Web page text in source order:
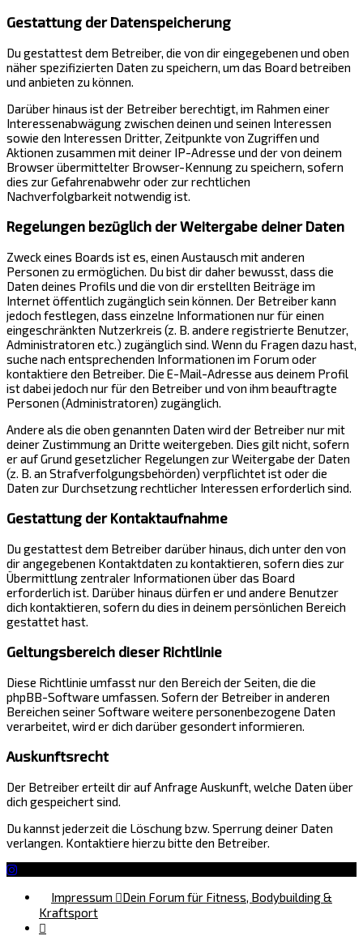
Gestattung der Datenspeicherung
Du gestattest dem Betreiber, die von dir eingegebenen und oben
näher spezifizierten Daten zu speichern, um das Board betreiben
und anbieten zu können.
Darüber hinaus ist der Betreiber berechtigt, im Rahmen einer
Interessenabwägung zwischen deinen und seinen Interessen
sowie den Interessen Dritter, Zeitpunkte von Zugriffen und
Aktionen zusammen mit deiner IP-Adresse und der von deinem
Browser übermittelter Browser-Kennung zu speichern, sofern
dies zur Gefahrenabwehr oder zur rechtlichen
Nachverfolgbarkeit notwendig ist.
Regelungen bezüglich der Weitergabe deiner Daten
Zweck eines Boards ist es, einen Austausch mit anderen
Personen zu ermöglichen. Du bist dir daher bewusst, dass die
Daten deines Profils und die von dir erstellten Beiträge im
Internet öffentlich zugänglich sein können. Der Betreiber kann
jedoch festlegen, dass einzelne Informationen nur für einen
eingeschränkten Nutzerkreis (z. B. andere registrierte Benutzer,
Administratoren etc.) zugänglich sind. Wenn du Fragen dazu hast,
suche nach entsprechenden Informationen im Forum oder
kontaktiere den Betreiber. Die E-Mail-Adresse aus deinem Profil
ist dabei jedoch nur für den Betreiber und von ihm beauftragte
Personen (Administratoren) zugänglich.
Andere als die oben genannten Daten wird der Betreiber nur mit
deiner Zustimmung an Dritte weitergeben. Dies gilt nicht, sofern
er auf Grund gesetzlicher Regelungen zur Weitergabe der Daten
(z. B. an Strafverfolgungsbehörden) verpflichtet ist oder die
Daten zur Durchsetzung rechtlicher Interessen erforderlich sind.
Gestattung der Kontaktaufnahme
Du gestattest dem Betreiber darüber hinaus, dich unter den von
dir angegebenen Kontaktdaten zu kontaktieren, sofern dies zur
Übermittlung zentraler Informationen über das Board
erforderlich ist. Darüber hinaus dürfen er und andere Benutzer
dich kontaktieren, sofern du dies in deinem persönlichen Bereich
gestattet hast.
Geltungsbereich dieser Richtlinie
Diese Richtlinie umfasst nur den Bereich der Seiten, die die
phpBB-Software umfassen. Sofern der Betreiber in anderen
Bereichen seiner Software weitere personenbezogene Daten
verarbeitet, wird er dich darüber gesondert informieren.
Auskunftsrecht
Der Betreiber erteilt dir auf Anfrage Auskunft, welche Daten über
dich gespeichert sind.
Du kannst jederzeit die Löschung bzw. Sperrung deiner Daten
verlangen. Kontaktiere hierzu bitte den Betreiber.
Impressum
Dein Forum für Fitness, Bodybuilding &
Kraftsport